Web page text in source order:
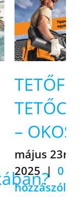
23rd,
| 0